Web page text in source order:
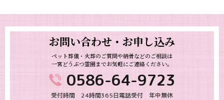
お問い合わせ・お申し込み
ペット葬儀・火葬のご質問や納骨などのご相談は
一宮どうぶつ霊園までお気軽にご連絡ください。
0586-64-9723
受付時間 24時間365日電話受付 年中無休